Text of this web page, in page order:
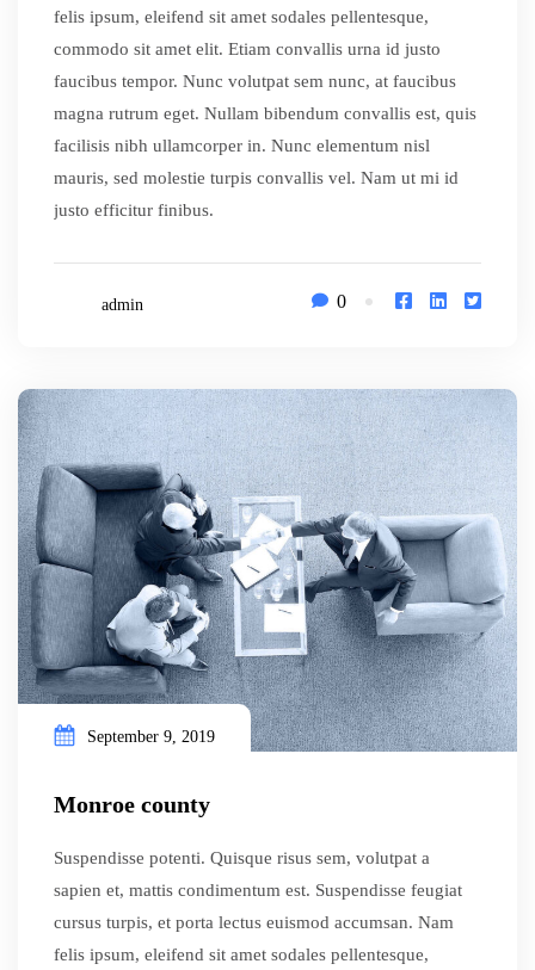
felis ipsum, eleifend sit amet sodales pellentesque,
commodo sit amet elit. Etiam convallis urna id justo
faucibus tempor. Nunc volutpat sem nunc, at faucibus
magna rutrum eget. Nullam bibendum convallis est, quis
facilisis nibh ullamcorper in. Nunc elementum nisl
mauris, sed molestie turpis convallis vel. Nam ut mi id
justo efficitur finibus.
admin 0
September 9, 2019
Monroe county
Suspendisse potenti. Quisque risus sem, volutpat a
sapien et, mattis condimentum est. Suspendisse feugiat
cursus turpis, et porta lectus euismod accumsan. Nam
felis ipsum, eleifend sit amet sodales pellentesque,